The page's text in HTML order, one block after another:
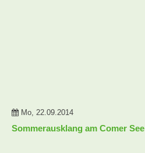
Mo, 22.09.2014
Sommerausklang am Comer See